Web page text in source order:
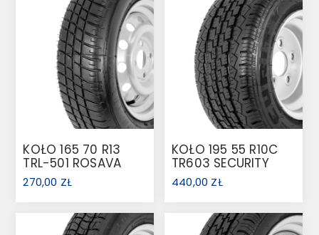
KOŁO 165 70 R13
TRL-501 ROSAVA
79N 4X100
270,00 ZŁ
KOŁO 195 55 R10C
TR603 SECURITY
96N 5X112 N: 750
440,00 ZŁ